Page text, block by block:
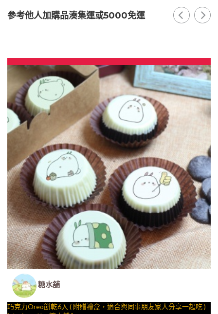
參考他人加購品湊集運或5000免運
糖水舖
巧克力Oreo餅乾6入 ( 附贈禮盒，適合與同事朋友家人分享一起吃 )